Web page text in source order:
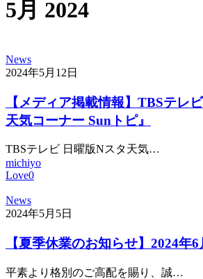
5月 2024
News
2024年5月12日
【メディア掲載情報】TBSテレ
天気コーナー Sunトピ』
TBSテレビ 日曜版Nスタ天気…
michiyo
Love0
News
2024年5月5日
【夏季休業のお知らせ】2024年6
平素より格別のご高配を賜り、誠…